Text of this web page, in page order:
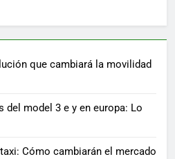
que cambiará la movilidad
del model 3 e y en europa: Lo
Cómo cambiarán el mercado